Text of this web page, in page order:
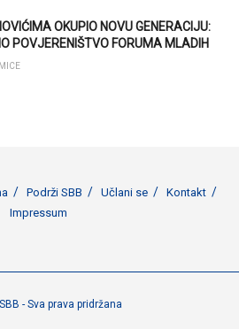
OKUPIO NOVU GENERACIJU:
POVJERENIŠTVO FORUMA MLADIH
Podrži SBB Učlani se
Kontakt
Impressum
- Sva prava pridržana